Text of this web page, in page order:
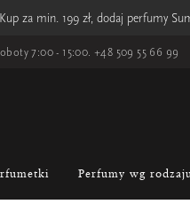
Kup za min. 199 zł, dodaj perfumy
7:00 - 15:00. +48 509 55 66 99
Perfumy wg